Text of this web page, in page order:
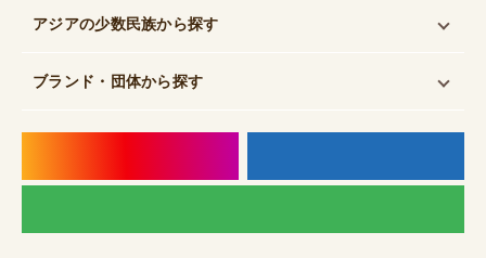
アジアの少数民族から探す
ブランド・団体から探す